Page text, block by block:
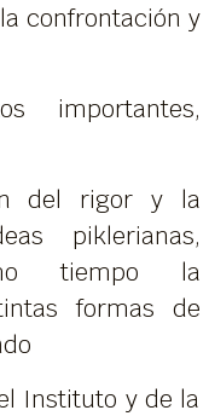
confrontación y
importantes,
del rigor y la
piklerianas,
tiempo la
formas de
Instituto y de la